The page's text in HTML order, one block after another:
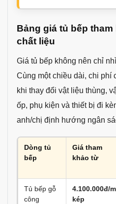
Bảng giá tủ bếp
chất liệu
Giá tủ bếp không nên chỉ
Cùng một chiều dài, chi phí
khi thay đổi vật liệu thùng,
ốp, phụ kiện và thiết bị đi
anh/chị định hướng ngân
Dòng tủ
bếp
Giá tham
khảo từ
Tủ bếp gỗ
công
4.100.000đ/
kép